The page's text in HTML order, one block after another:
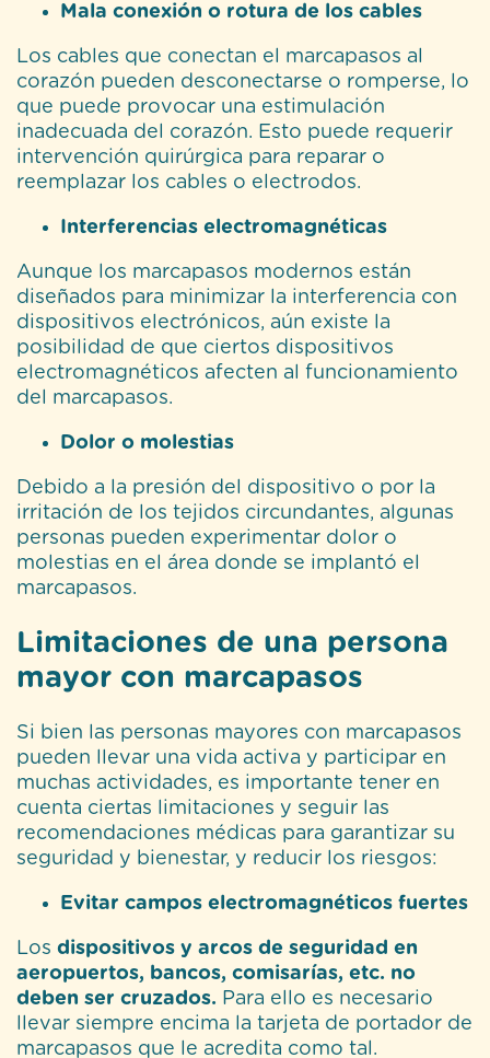
Mala conexión o rotura de los cables
Los cables que conectan el marcapasos al
corazón pueden desconectarse o romperse, lo
que puede provocar una estimulación
inadecuada del corazón. Esto puede requerir
intervención quirúrgica para reparar o
reemplazar los cables o electrodos.
Interferencias electromagnéticas
Aunque los marcapasos modernos están
diseñados para minimizar la interferencia con
dispositivos electrónicos, aún existe la
posibilidad de que ciertos dispositivos
electromagnéticos afecten al funcionamiento
del marcapasos.
Dolor o molestias
Debido a la presión del dispositivo o por la
irritación de los tejidos circundantes, algunas
personas pueden experimentar dolor o
molestias en el área donde se implantó el
marcapasos.
Limitaciones de una persona
mayor con marcapasos
Si bien las personas mayores con marcapasos
pueden llevar una vida activa y participar en
muchas actividades, es importante tener en
cuenta ciertas limitaciones y seguir las
recomendaciones médicas para garantizar su
seguridad y bienestar, y reducir los riesgos:
Evitar campos electromagnéticos fuertes
Los dispositivos y arcos de seguridad en
aeropuertos, bancos, comisarías, etc. no
deben ser cruzados. Para ello es necesario
llevar siempre encima la tarjeta de portador de
marcapasos que le acredita como tal.